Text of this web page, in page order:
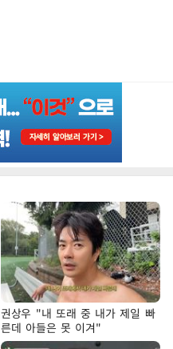
권상우 "내 또래 중 내가 제일 빠
른데 아들은 못 이겨"